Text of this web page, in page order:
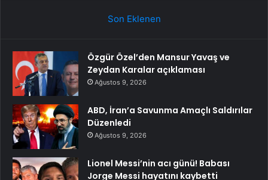
Son Eklenen
Özgür Özel’den Mansur Yavaş ve
Zeydan Karalar açıklaması
Ağustos 9, 2026
ABD, İran’a Savunma Amaçlı Saldırılar
Düzenledi
Ağustos 9, 2026
Lionel Messi’nin acı günü! Babası
Jorge Messi hayatını kaybetti